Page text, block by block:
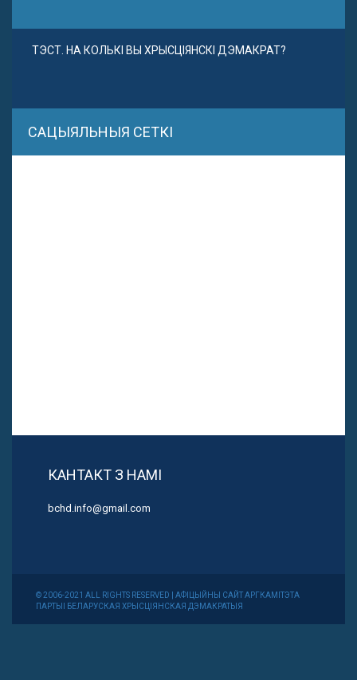
ТЭСТ. НА КОЛЬКІ ВЫ ХРЫСЦІЯНСКІ ДЭМАКРАТ?
САЦЫЯЛЬНЫЯ СЕТКІ
КАНТАКТ З НАМІ
bchd.info@gmail.com
© 2006-2021 ALL RIGHTS RESERVED | АФІЦЫЙНЫ САЙТ АРГКАМІТЭТА
ПАРТЫІ БЕЛАРУСКАЯ ХРЫСЦІЯНСКАЯ ДЭМАКРАТЫЯ